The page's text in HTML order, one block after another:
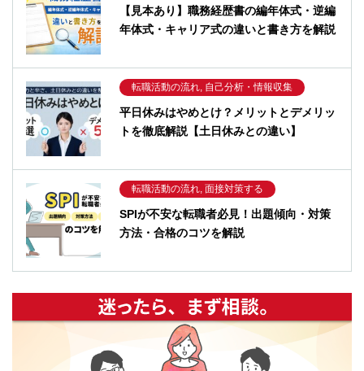
【見本あり】職務経歴書の編年体式・逆編
年体式・キャリア式の違いと書き方を解説
転職活動の流れ, 自己分析・情報収集
平日休みはやめとけ？メリットとデメリッ
トを徹底解説【土日休みとの違い】
転職活動の流れ, 面接対策する
SPIが不安な転職者必見！出題傾向・対策
方法・合格のコツを解説